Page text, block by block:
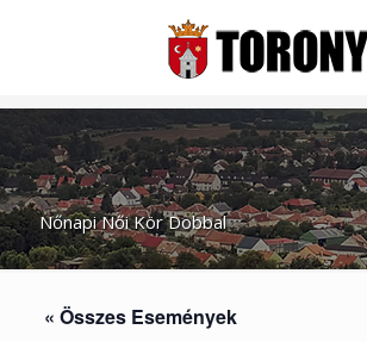
Nőnapi Női Kör Dobbal
« Összes Események